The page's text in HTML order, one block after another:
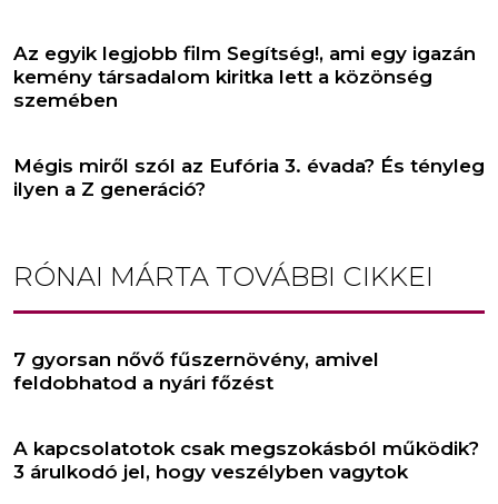
Az egyik legjobb film Segítség!, ami egy igazán
kemény társadalom kiritka lett a közönség
szemében
Mégis miről szól az Eufória 3. évada? És tényleg
ilyen a Z generáció?
RÓNAI MÁRTA TOVÁBBI CIKKEI
7 gyorsan nővő fűszernövény, amivel
feldobhatod a nyári főzést
A kapcsolatotok csak megszokásból működik?
3 árulkodó jel, hogy veszélyben vagytok